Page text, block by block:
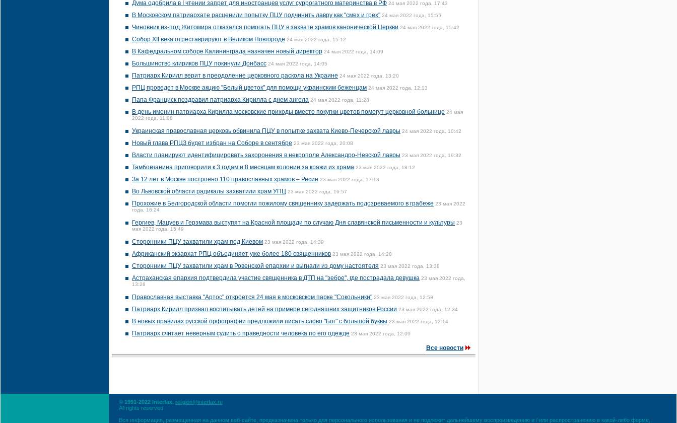
Дума одобрила в I чтении запрет для иностранцев услуг суррогатного материнства в РФ 24 мая 2022 года, 17:43
В Московском патриархате расценили попытку ПЦУ подчинить лавру как "смех и грех" 24 мая 2022 года, 15:55
Чиновник из-под Житомира отказался помогать ПЦУ в захвате храмов канонической Церкви 24 мая 2022 года, 15:42
Собор XII века отреставрируют в Великом Новгороде 24 мая 2022 года, 15:12
В Кафедральном соборе Калининграда назначен новый директор 24 мая 2022 года, 14:09
Большинство клириков ПЦУ покинули Донбасс 24 мая 2022 года, 14:05
Патриарх Кирилл верит в преодоление церковного раскола на Украине 24 мая 2022 года, 13:20
РПЦ проведет в Москве акцию "Белый цветок" для помощи украинским беженцам 24 мая 2022 года, 12:13
Папа Франциск поздравил патриарха Кирилла с днем ангела 24 мая 2022 года, 11:28
В день именин патриарха Кирилла московские приходы вместо покупки цветов помогут церковной больнице 24 мая
2022 года, 11:08
Украинская православная церковь обвинила ПЦУ в попытке захвата Киево-Печерской лавры 24 мая 2022 года, 10:42
Новый глава РПЦЗ будет избран на Соборе в сентябре 23 мая 2022 года, 20:08
Власти планируют идентифицировать захоронения в некрополе Александро-Невской лавры 23 мая 2022 года, 19:32
Тамбовчанина приговорили к 3 годам и 8 месяцам колонии за кражи из храма 23 мая 2022 года, 18:12
За 12 лет в Москве построено 110 православных храмов – Ресин 23 мая 2022 года, 17:13
Во Львовской области радикалы захватили храм УПЦ 23 мая 2022 года, 16:57
Прохожие в Белгородской области помогли пожилому священнику задержать подозреваемого в грабеже 23 мая 2022
года, 16:24
Гергиев, Мацуев и Герзмава выступят на Красной площади по случаю Дня славянской письменности и культуры 23
мая 2022 года, 15:49
Сторонники ПЦУ захватили храм под Киевом 23 мая 2022 года, 14:39
Африканский экзархат РПЦ объединяет уже более 180 священников 23 мая 2022 года, 14:28
Сторонники ПЦУ захватили храм в Ровенской епархии и выгнали из дому настоятеля 23 мая 2022 года, 13:38
Астраханская епархия подтвердила участие священника в ДТП на "зебре", где пострадала девушка 23 мая 2022 года,
13:28
Православная выставка "Артос" откроется 24 мая в московском парке "Сокольники" 23 мая 2022 года, 12:58
Патриарх Кирилл призвал воспитывать детей на примере сегодняшних защитников России 23 мая 2022 года, 12:34
В новых правилах русской орфографии предложили писать слово "Бог" с большой буквы 23 мая 2022 года, 12:14
Патриарх считает неверным судить о праведности человека по его одежде 23 мая 2022 года, 12:09
Все новости
© 1991-2022 Interfax, religion@interfax.ru
All rights reserved
Вся информация, размещенная на данном веб-сайте, предназначена только для персонального использования и не подлежит дальнейшему воспроизведению и / или распространению в какой-либо форме,